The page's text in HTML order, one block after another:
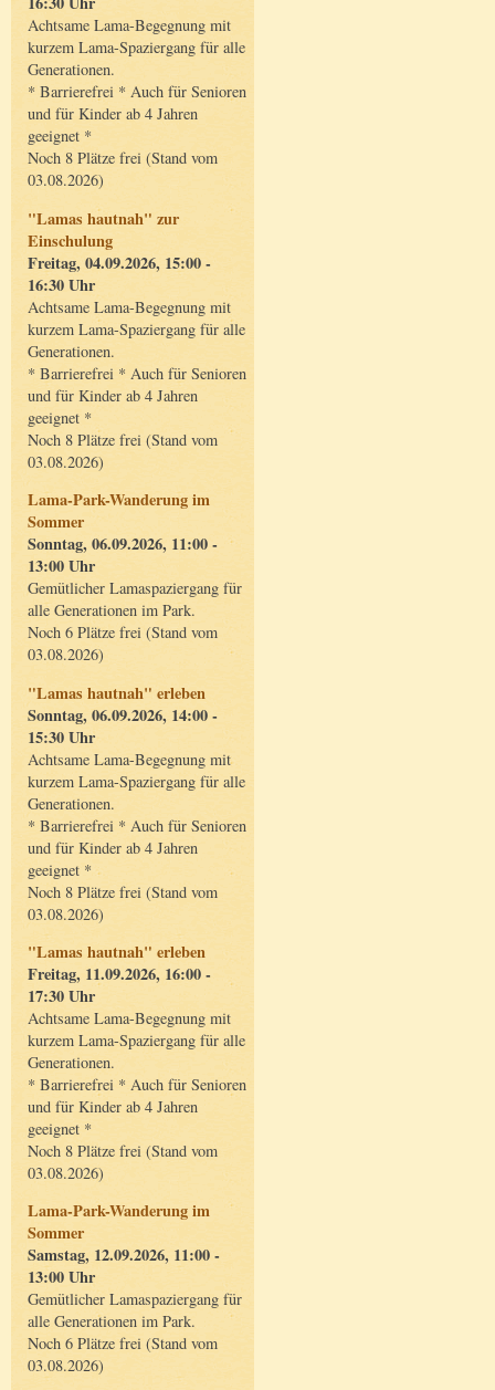
Achtsame Lama-Begegnung mit
kurzem Lama-Spaziergang für alle
Generationen.
* Barrierefrei * Auch für Senioren
und für Kinder ab 4 Jahren
geeignet *
Noch 8 Plätze frei (Stand vom
03.08.2026)
"Lamas hautnah" zur
Einschulung
Freitag, 04.09.2026, 15:00 -
16:30 Uhr
Achtsame Lama-Begegnung mit
kurzem Lama-Spaziergang für alle
Generationen.
* Barrierefrei * Auch für Senioren
und für Kinder ab 4 Jahren
geeignet *
Noch 8 Plätze frei (Stand vom
03.08.2026)
Lama-Park-Wanderung im
Sommer
Sonntag, 06.09.2026, 11:00 -
13:00 Uhr
Gemütlicher Lamaspaziergang für
alle Generationen im Park.
Noch 6 Plätze frei (Stand vom
03.08.2026)
"Lamas hautnah" erleben
Sonntag, 06.09.2026, 14:00 -
15:30 Uhr
Achtsame Lama-Begegnung mit
kurzem Lama-Spaziergang für alle
Generationen.
* Barrierefrei * Auch für Senioren
und für Kinder ab 4 Jahren
geeignet *
Noch 8 Plätze frei (Stand vom
03.08.2026)
"Lamas hautnah" erleben
Freitag, 11.09.2026, 16:00 -
17:30 Uhr
Achtsame Lama-Begegnung mit
kurzem Lama-Spaziergang für alle
Generationen.
* Barrierefrei * Auch für Senioren
und für Kinder ab 4 Jahren
geeignet *
Noch 8 Plätze frei (Stand vom
03.08.2026)
Lama-Park-Wanderung im
Sommer
Samstag, 12.09.2026, 11:00 -
13:00 Uhr
Gemütlicher Lamaspaziergang für
alle Generationen im Park.
Noch 6 Plätze frei (Stand vom
03.08.2026)